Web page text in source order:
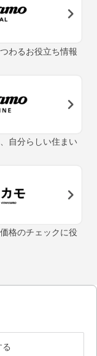
わるお役立ち情報
自分らしい住まい
格のチェックに役